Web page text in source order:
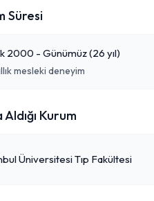
Süresi
2000 - Günümüz (26 yıl)
mesleki deneyim
Kurum
Üniversitesi Tıp Fakültesi